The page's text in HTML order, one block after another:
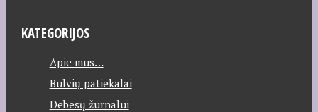
KATEGORIJOS
Apie mus…
Bulvių patiekalai
Debesų žurnalui